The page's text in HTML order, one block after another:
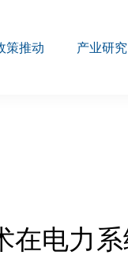
策推动 产业研究
在电力